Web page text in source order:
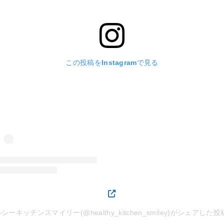
この投稿をInstagramで見る
シーキッチンスマイリー(@healthy_kitchen_smiley)がシェアした投